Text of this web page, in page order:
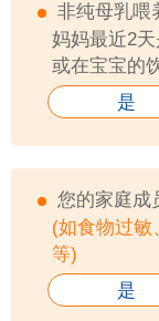
非纯母乳喂
妈妈最近2
或在宝宝的
是
您的家庭成
(如食物过敏
等)
是